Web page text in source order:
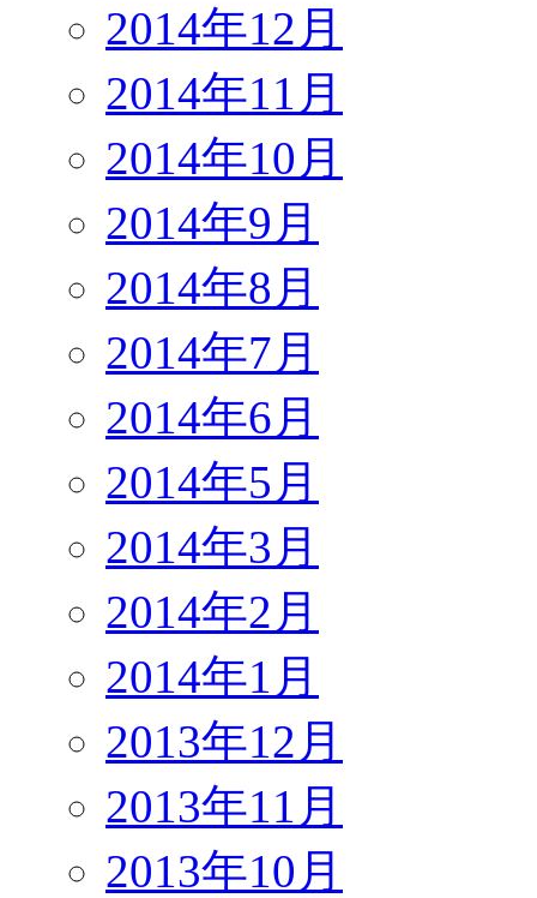
2014年12月
2014年11月
2014年10月
2014年9月
2014年8月
2014年7月
2014年6月
2014年5月
2014年3月
2014年2月
2014年1月
2013年12月
2013年11月
2013年10月